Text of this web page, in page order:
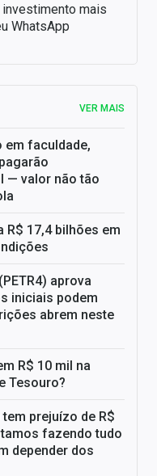
mais
WhatsApp
VER MAIS
em faculdade,
— valor não tão
R$ 17,4 bilhões em
aprova
iniciais podem
abrem neste
R$ 10 mil na
Tesouro?
prejuízo de R$
fazendo tudo
depender dos